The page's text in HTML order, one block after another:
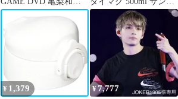
也 深田恭子 レンタ
ベージュ
¥ 1,379 ¥7,777